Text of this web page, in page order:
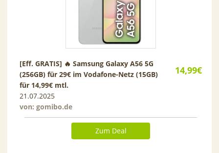
14,99€
[Eff. GRATIS] 🔥 Samsung Galaxy A56 5G
(256GB) für 29€ im Vodafone-Netz (15GB)
für 14,99€ mtl.
21.07.2025
von: gomibo.de
Zum Deal